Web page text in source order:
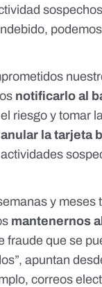
podemos
notificarlo al
riesgo y tomar
anular la tarjeta
y meses
mantenernos
fraude que se
apuntan
correos